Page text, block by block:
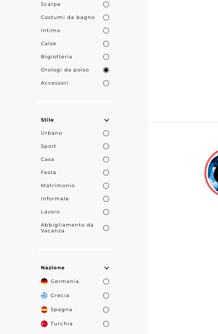
Scarpe
Costumi da bagno
Intimo
Calze
Bigiotteria
Orologi da polso
Accessori
Stile
Urbano
Sport
Casa
Festa
Matrimonio
Informale
Lavoro
Abbigliamento da
Vacanza
Nazione
Germania
Grecia
Spagna
Turchia